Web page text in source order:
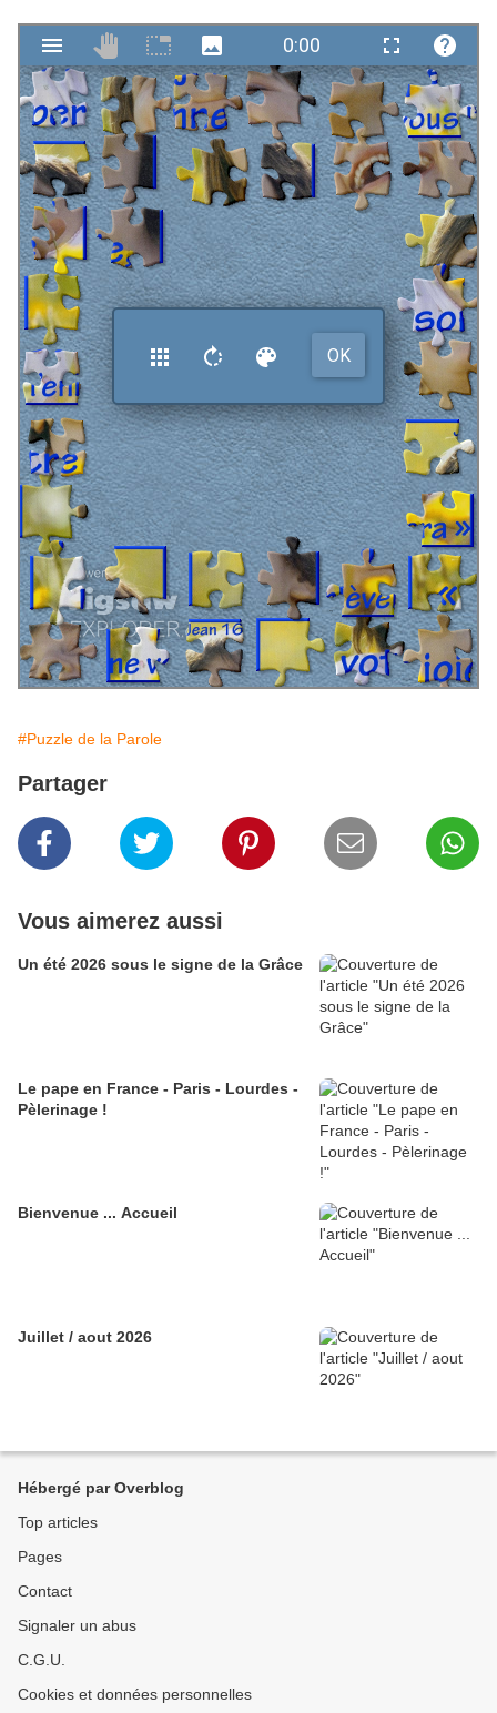
#Puzzle de la Parole
Partager
Vous aimerez aussi
Un été 2026 sous le signe de la Grâce
Le pape en France - Paris - Lourdes -
Pèlerinage !
Bienvenue ... Accueil
Juillet / aout 2026
Hébergé par Overblog
Top articles
Pages
Contact
Signaler un abus
C.G.U.
Cookies et données personnelles